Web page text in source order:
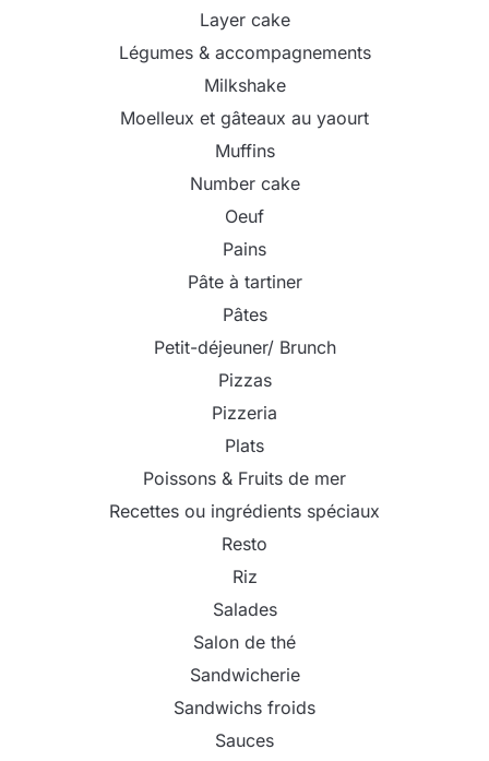
Layer cake
Légumes & accompagnements
Milkshake
Moelleux et gâteaux au yaourt
Muffins
Number cake
Oeuf
Pains
Pâte à tartiner
Pâtes
Petit-déjeuner/ Brunch
Pizzas
Pizzeria
Plats
Poissons & Fruits de mer
Recettes ou ingrédients spéciaux
Resto
Riz
Salades
Salon de thé
Sandwicherie
Sandwichs froids
Sauces